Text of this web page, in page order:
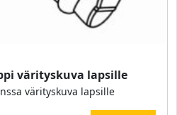
värityskuva lapsille
värityskuva lapsille